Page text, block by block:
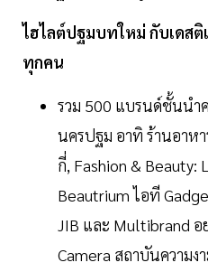
ไฮไลต์ปฐมบทใหม่ กับเดส
ทุกคน
รวม 500 แบรนด์ชั้นนำ
นครปฐม อาทิ ร้านอาห
กี่, Fashion & Beauty:
Beautrium ไอที
JIB และ Multibrand อ
Camera สถาบันความ